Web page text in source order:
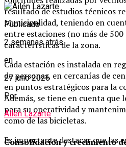
resultado de estudios técnicos
Municipalidad, teniendo en
entre estaciones (no más de
características de la zona.
Cada estación es instalada en
de personas, en cercanías de
en puntos estratégicos para la
Además, se tiene en cuenta que
para su operatividad y
como de las bicicletas.
Es importante destacar que las
Publicado
2 semanas atrás
en
27 julio 2026
Por
Ailén Lazarte
Consolidación y crecimiento